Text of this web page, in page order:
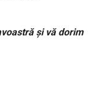
și vă dorim